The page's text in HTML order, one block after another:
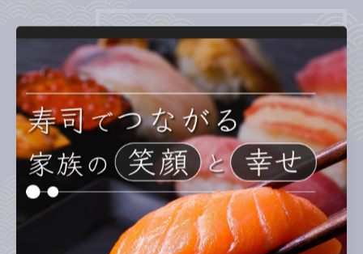
カテゴリー Categories
全てのカテゴリー
ランチ
ディナー
テイクアウト
お子様連れ
回転寿司